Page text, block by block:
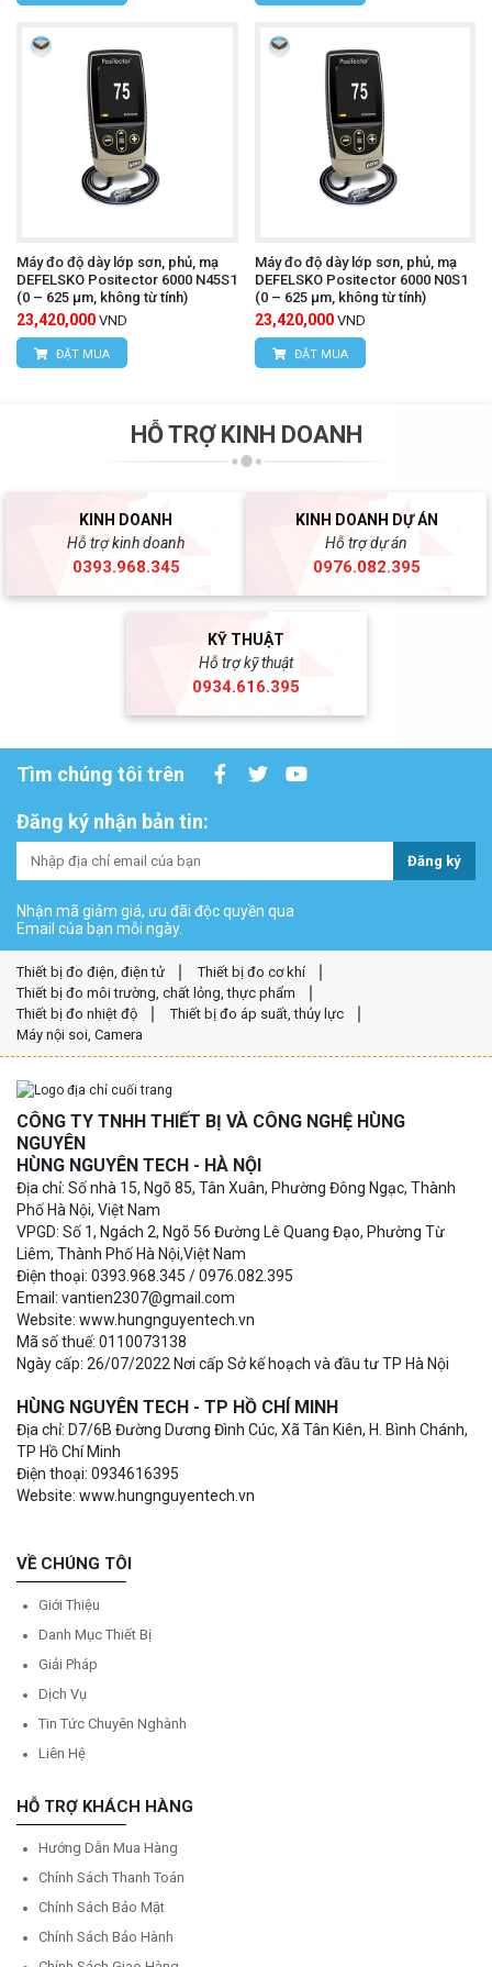
Máy đo độ dày lớp sơn, phủ, mạ
DEFELSKO Positector 6000 N45S1
(0 – 625 µm, không từ tính)
23,420,000 VND
ĐẶT MUA
Máy đo độ dày lớp sơn, phủ, mạ
DEFELSKO Positector 6000 N0S1
(0 – 625 µm, không từ tính)
23,420,000 VND
ĐẶT MUA
HỖ TRỢ KINH DOANH
KINH DOANH
Hỗ trợ kinh doanh
0393.968.345
KINH DOANH DỰ ÁN
Hỗ trợ dự án
0976.082.395
KỸ THUẬT
Hỗ trợ kỹ thuật
0934.616.395
Tìm chúng tôi trên
Đăng ký nhận bản tin:
Đăng ký
Nhận mã giảm giá, ưu đãi độc quyền qua
Email của bạn mỗi ngày.
Thiết bị đo điện, điện tử
Thiết bị đo cơ khí
Thiết bị đo môi trường, chất lỏng, thực phẩm
Thiết bị đo nhiệt độ
Thiết bị đo áp suất, thủy lực
Máy nội soi, Camera
CÔNG TY TNHH THIẾT BỊ VÀ CÔNG NGHỆ HÙNG
NGUYÊN
HÙNG NGUYÊN TECH - HÀ NỘI
Địa chỉ: Số nhà 15, Ngõ 85, Tân Xuân, Phường Đông Ngạc, Thành
Phố Hà Nội, Việt Nam
VPGD: Số 1, Ngách 2, Ngõ 56 Đường Lê Quang Đạo, Phường Từ
Liêm, Thành Phố Hà Nội,Việt Nam
Điện thoại: 0393.968.345 / 0976.082.395
Email: vantien2307@gmail.com
Website: www.hungnguyentech.vn
Mã số thuế: 0110073138
Ngày cấp: 26/07/2022 Nơi cấp Sở kế hoạch và đầu tư TP Hà Nội
HÙNG NGUYÊN TECH - TP HỒ CHÍ MINH
Địa chỉ: D7/6B Đường Dương Đình Cúc, Xã Tân Kiên, H. Bình Chánh,
TP Hồ Chí Minh
Điện thoại: 0934616395
Website: www.hungnguyentech.vn
VỀ CHÚNG TÔI
Giới Thiệu
Danh Mục Thiết Bị
Giải Pháp
Dịch Vụ
Tin Tức Chuyên Nghành
Liên Hệ
HỖ TRỢ KHÁCH HÀNG
Hướng Dẫn Mua Hàng
Chính Sách Thanh Toán
Chính Sách Bảo Mật
Chính Sách Bảo Hành